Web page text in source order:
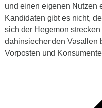
und einen eigenen Nutzen
Kandidaten gibt es nicht,
sich der Hegemon
dahinsiechenden Vasallen
Vorposten und